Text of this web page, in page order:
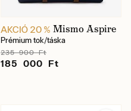
AKCIÓ 20 % Mismo Aspire
Prémium tok/táska
235 900 Ft
185 000 Ft